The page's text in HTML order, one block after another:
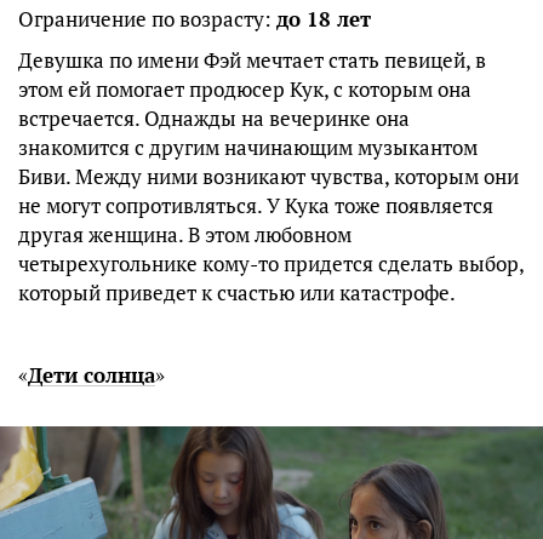
Ограничение по возрасту: до 18 лет
Девушка по имени Фэй мечтает стать певицей, в
этом ей помогает продюсер Кук, с которым она
встречается. Однажды на вечеринке она
знакомится с другим начинающим музыкантом
Биви. Между ними возникают чувства, которым они
не могут сопротивляться. У Кука тоже появляется
другая женщина. В этом любовном
четырехугольнике кому-то придется сделать выбор,
который приведет к счастью или катастрофе.
«Дети солнца»